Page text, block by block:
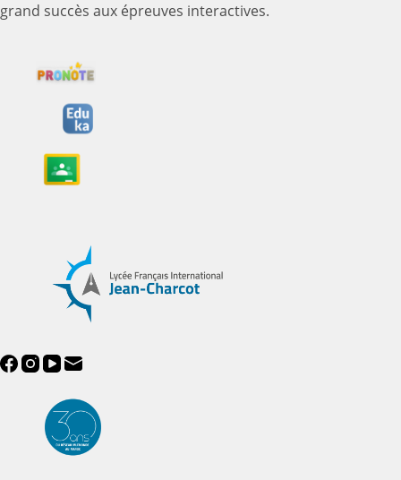
grand succès aux épreuves interactives.